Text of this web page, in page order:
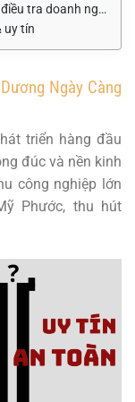
công nghiệp ở Bình Dương không?
uy tín
Ngày Càng
triển hàng đầu
đúc và nền kinh
công nghiệp lớn
Phước, thu hút